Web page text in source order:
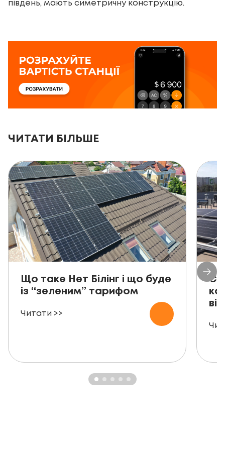
південь, мають симетричну конструкцію.
ЧИТАТИ БІЛЬШЕ
Що таке Нет Білінг і що буде
із “зеленим” тарифом
Читати >>